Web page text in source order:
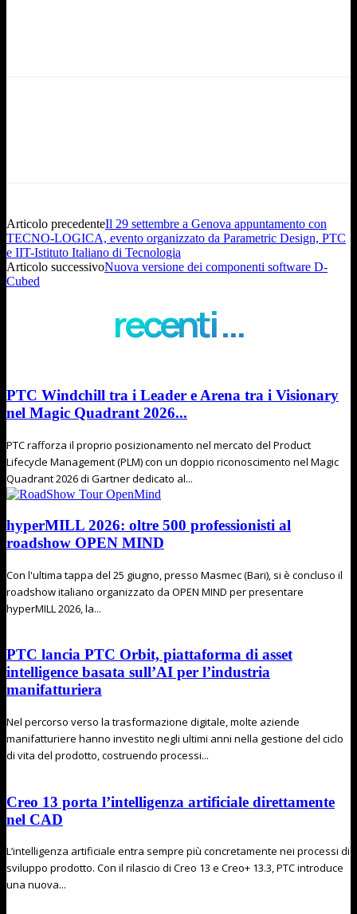
Articolo precedenteIl 29 settembre a Genova appuntamento con
TECNO-LOGICA, evento organizzato da Parametric Design, PTC
e IIT-Istituto Italiano di Tecnologia
Articolo successivoNuova versione dei componenti software D-
Cubed
recenti ...
PTC Windchill tra i Leader e Arena tra i Visionary
nel Magic Quadrant 2026...
PTC rafforza il proprio posizionamento nel mercato del Product
Lifecycle Management (PLM) con un doppio riconoscimento nel Magic
Quadrant 2026 di Gartner dedicato al...
hyperMILL 2026: oltre 500 professionisti al
roadshow OPEN MIND
Con l'ultima tappa del 25 giugno, presso Masmec (Bari), si è concluso il
roadshow italiano organizzato da OPEN MIND per presentare
hyperMILL 2026, la...
PTC lancia PTC Orbit, piattaforma di asset
intelligence basata sull’AI per l’industria
manifatturiera
Nel percorso verso la trasformazione digitale, molte aziende
manifatturiere hanno investito negli ultimi anni nella gestione del ciclo
di vita del prodotto, costruendo processi...
Creo 13 porta l’intelligenza artificiale direttamente
nel CAD
L’intelligenza artificiale entra sempre più concretamente nei processi di
sviluppo prodotto. Con il rilascio di Creo 13 e Creo+ 13.3, PTC introduce
una nuova...